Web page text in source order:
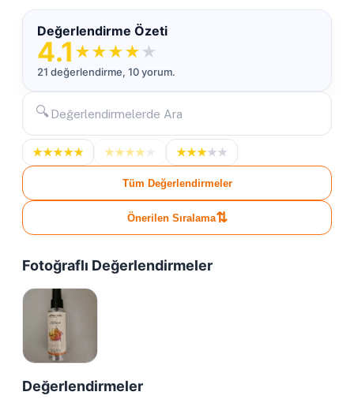
Değerlendirme Özeti
4.1 ★★★★ ★
21 değerlendirme, 10 yorum.
🔍
★★★★★ ★★★★ ★★★★★
Tüm Değerlendirmeler
Önerilen Sıralama⇅
Fotoğraflı Değerlendirmeler
Değerlendirmeler